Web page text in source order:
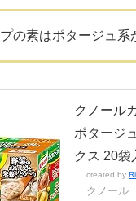
の素はポタージュ系
クノール
ポタージ
クス 20袋
created by
クノール